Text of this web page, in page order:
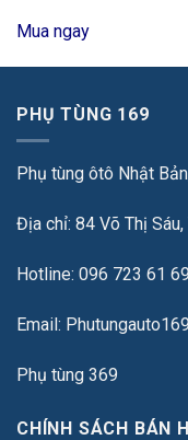
Mua ngay
PHỤ TÙNG 169
Phụ tùng ôtô Nhật
Địa chỉ: 84 Võ Thị Sáu,
Hotline: 096 723 61 69
Email:
Phụ tùng 369
CHÍNH SÁCH BÁN